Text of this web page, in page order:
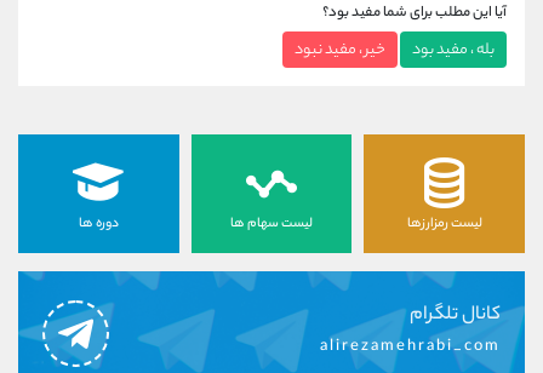
آیا این مطلب برای شما مفید بود؟
بله ، مفید بود خیر ، مفید نبود
لیست رمزارزها لیست سهام ها دوره ها
کانال تلگرام
alirezamehrabi_com